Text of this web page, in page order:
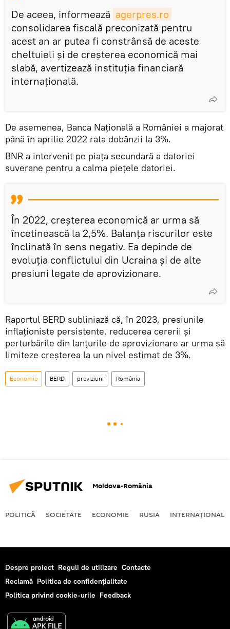
De aceea, informează agerpres.ro
consolidarea fiscală preconizată pentru
acest an ar putea fi constrânsă de aceste
cheltuieli şi de creşterea economică mai
slabă, avertizează instituţia financiară
internaţională.
De asemenea, Banca Națională a României a majorat
până în aprilie 2022 rata dobânzii la 3%.
BNR a intervenit pe piaţa secundară a datoriei
suverane pentru a calma pieţele datoriei.
În 2022, creșterea economică ar urma să
încetinească la 2,5%. Balanța riscurilor este
înclinată în sens negativ. Ea depinde de
evoluția conflictului din Ucraina și de alte
presiuni legate de aprovizionare.
Raportul BERD subliniază că, în 2023, presiunile
inflaţioniste persistente, reducerea cererii şi
perturbările din lanţurile de aprovizionare ar urma să
limiteze creşterea la un nivel estimat de 3%.
Economie BERD previziuni România
Moldova-România
POLITICĂ SOCIETATE ECONOMIE RUSIA INTERNAŢIONAL
Despre proiect Reguli de utilizare Contacte
Reclamă Politica de confidențialitate
Politica privind cookie-urile Feedback